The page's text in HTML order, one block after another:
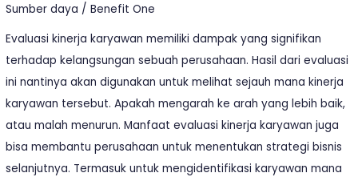
Sumber daya /Benefit One
Evaluasi kinerja karyawan memiliki dampak yang signifikan
terhadap kelangsungan sebuah perusahaan. Hasil dari evaluasi
ini nantinya akan digunakan untuk melihat sejauh mana kinerja
karyawan tersebut. Apakah mengarah ke arah yang lebih baik,
atau malah menurun. Manfaat evaluasi kinerja karyawan juga
bisa membantu perusahaan untuk menentukan strategi bisnis
selanjutnya. Termasuk untuk mengidentifikasi karyawan mana